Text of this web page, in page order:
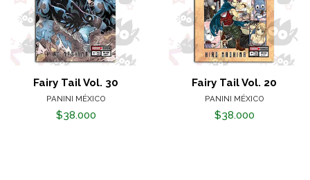
Fairy Tail Vol. 30
PANINI MÉXICO
$38.000
Fairy Tail Vol. 20
PANINI MÉXICO
$38.000